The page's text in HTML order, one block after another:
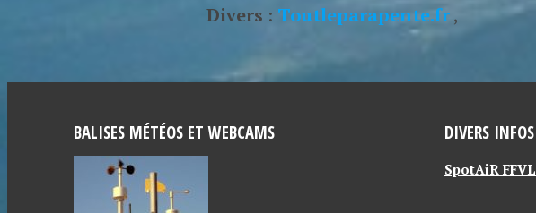
Divers : Toutleparapente.fr,
BALISES MÉTÉOS ET WEBCAMS DIVERS INFOS
SpotAiR FFVL